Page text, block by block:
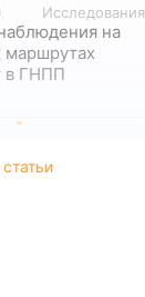
Исследования
на
маршрутах
в ГНПП